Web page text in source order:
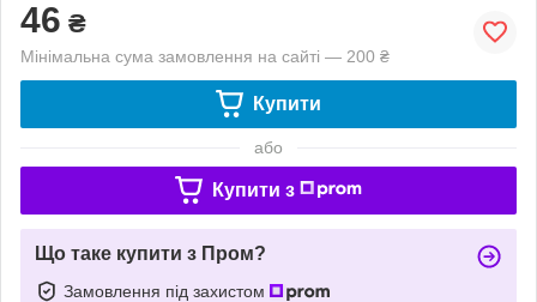
46 ₴
Мінімальна сума замовлення на сайті — 200 ₴
Купити
або
Купити з
Що таке купити з Пром?
Замовлення під захистом